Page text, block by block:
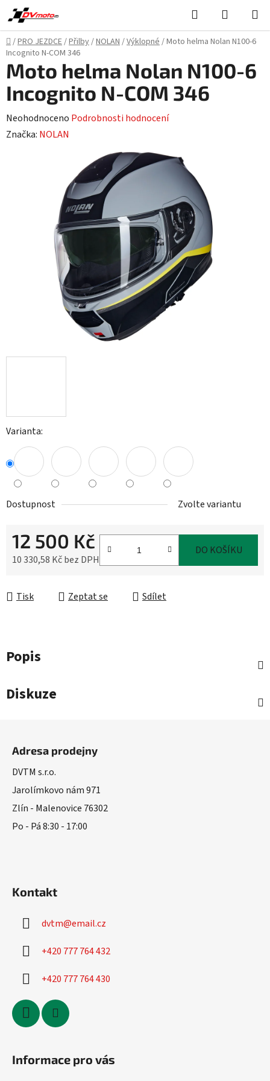
Přejít
na
obsah
Hledat
KOŠÍK
Domů
/PRO JEZDCE/Přilby/NOLAN/Výklopné/Moto helma Nolan N100-6
Incognito N-COM 346
Varianta:
Dostupnost Zvolte variantu
12 500 Kč
10 330,58 Kč bez DPH
DO KOŠÍKU
Tisk Zeptat se Sdílet
Moto helma Nolan N100-6
Incognito N-COM 346
Průměrné
hodnocení
Neohodnoceno Podrobnosti hodnocení
Značka: NOLAN
Popis
Diskuze
Adresa prodejny
DVTM s.r.o.
Jarolímkovo nám 971
Zlín - Malenovice 76302
Po - Pá 8:30 - 17:00
Kontakt
dvtm@email.cz
+420 777 764 432
+420 777 764 430
Informace pro vás